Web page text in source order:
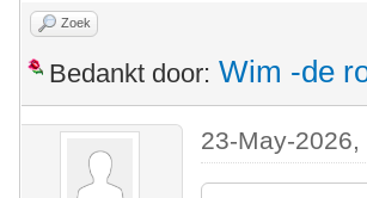
Zoek
Bedankt door: Wim -de
23-May-2026,